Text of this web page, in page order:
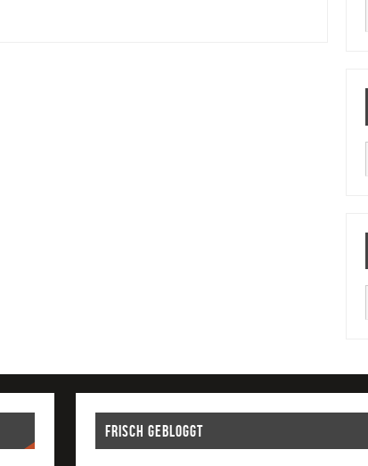
Frisch gebloggt